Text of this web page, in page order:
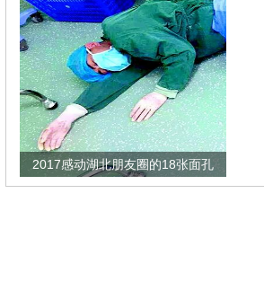
2017感动湖北朋友圈的18张面孔